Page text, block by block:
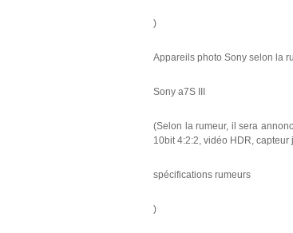
)
Appareils photo Sony selon la
Sony a7S III
(Selon la rumeur, il sera
10bit 4:2:2, vidéo HDR, capteur
spécifications rumeurs
)